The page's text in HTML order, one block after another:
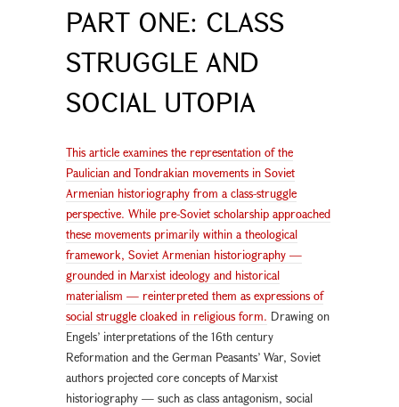
PART ONE: CLASS
STRUGGLE AND
SOCIAL UTOPIA
This article examines the representation of the
Paulician and Tondrakian movements in Soviet
Armenian historiography from a class-struggle
perspective. While pre-Soviet scholarship approached
these movements primarily within a theological
framework, Soviet Armenian historiography —
grounded in Marxist ideology and historical
materialism — reinterpreted them as expressions of
social struggle cloaked in religious form. Drawing on
Engels’ interpretations of the 16th century
Reformation and the German Peasants’ War, Soviet
authors projected core concepts of Marxist
historiography — such as class antagonism, social